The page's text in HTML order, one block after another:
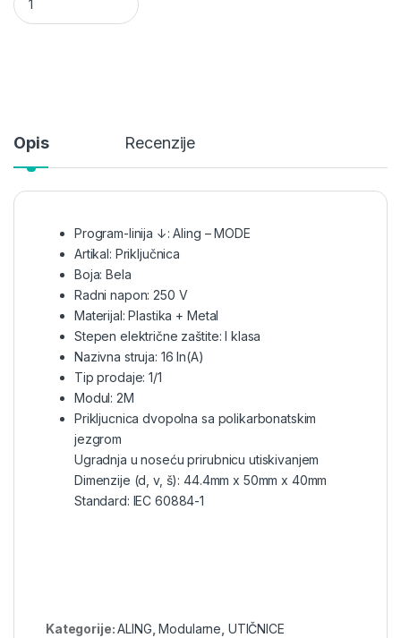
Opis Recenzije
Program-linija ↓: Aling – MODE
Artikal: Priključnica
Boja: Bela
Radni napon: 250 V
Materijal: Plastika + Metal
Stepen električne zaštite: I klasa
Nazivna struja: 16 In(A)
Tip prodaje: 1/1
Modul: 2M
Prikljucnica dvopolna sa polikarbonatskim
jezgrom
Ugradnja u noseću prirubnicu utiskivanjem
Dimenzije (d, v, š): 44.4mm x 50mm x 40mm
Standard: IEC 60884-1
Kategorije:ALING ,Modularne UTIČNICE